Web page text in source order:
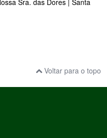
Sra. das Dores | Santa
Voltar para o topo